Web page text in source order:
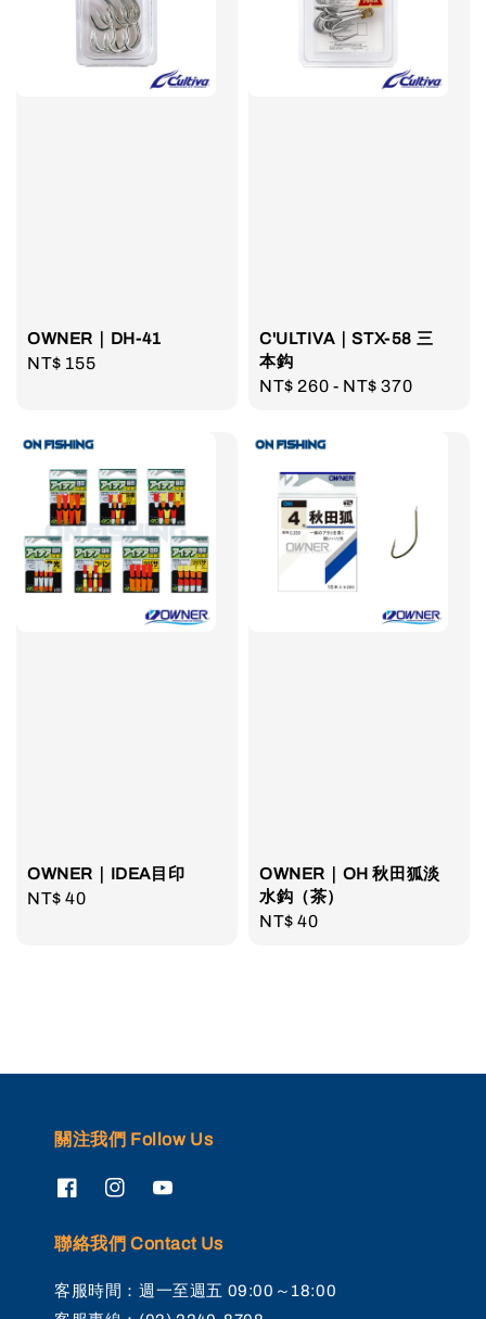
OWNER｜DH-41
Regular
NT$ 155
C'ULTIVA｜STX-58 三
本鈎
Regular
NT$ 260 - NT$ 370
OWNER｜IDEA目印
Regular
NT$ 40
OWNER｜OH 秋田狐淡
水鈎（茶）
Regular
NT$ 40
關注我們 Follow Us
聯絡我們 Contact Us
客服時間：週一至週五 09:00～18:00